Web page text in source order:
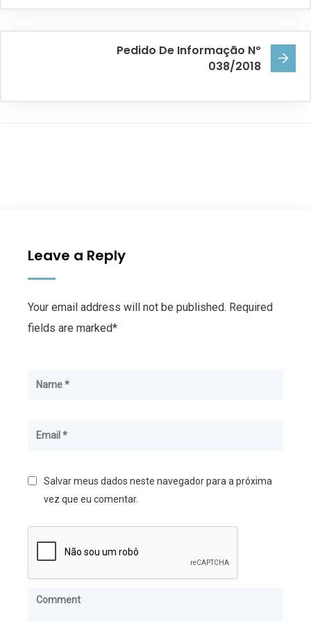
Pedido De Informação Nº
038/2018
Leave a Reply
Your email address will not be published. Required
fields are marked*
Salvar meus dados neste navegador para a próxima
vez que eu comentar.